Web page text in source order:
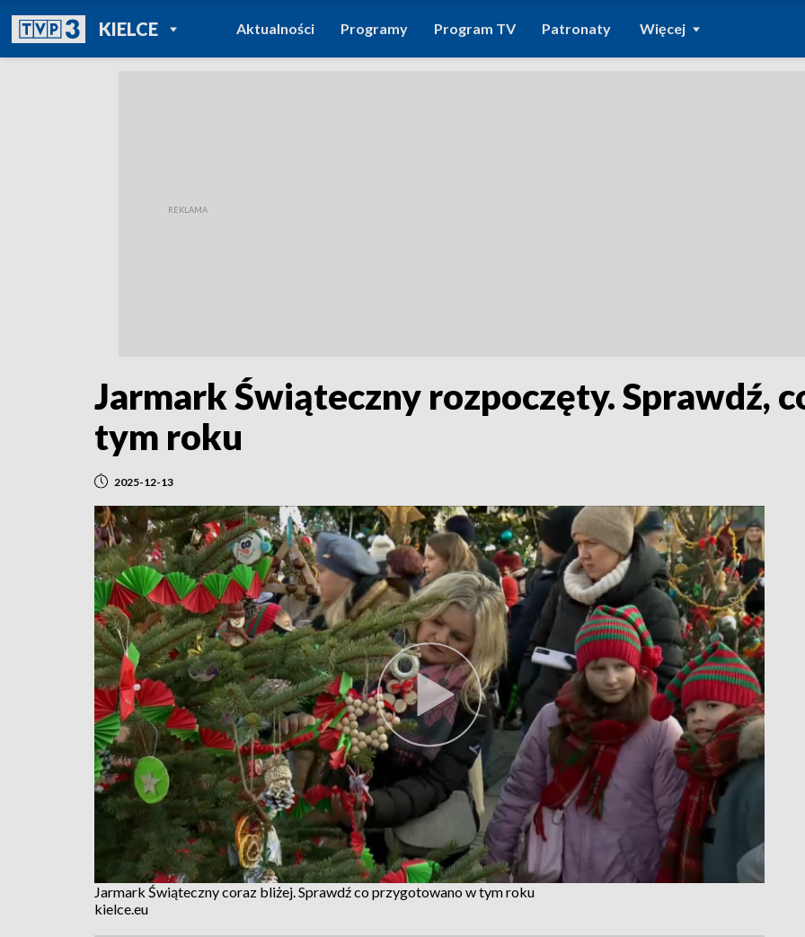
KIELCEPOWRÓT DO
TVP REGIONY
Aktualności Programy Program TV Patronaty Więcej
Jarmark Świąteczny rozpoczęty. Sprawdź,
tym roku
2025-12-13
Jarmark Świąteczny coraz bliżej. Sprawdź co przygotowano w tym roku
kielce.eu